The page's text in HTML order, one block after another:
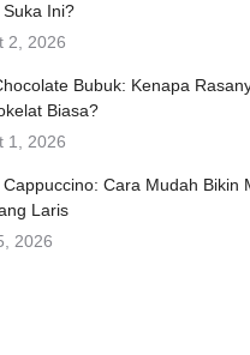
Ini?
2, 2026
Bubuk: Kenapa
Biasa?
1, 2026
Cappuccino: Cara Mudah Bikin
Laris
2026